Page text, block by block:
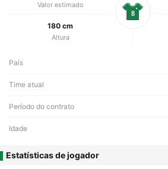
Valor estimado
180 cm
Altura
8
País
Time atual
Período do contrato
Idade
Estatísticas de jogador